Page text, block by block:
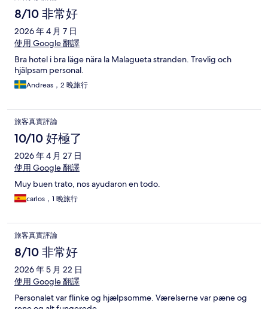
8/10 非常好
2026 年 4 月 7 日
使用 Google 翻譯
Bra hotel i bra läge nära la Malagueta stranden. Trevlig och
hjälpsam personal.
Andreas，2 晚旅行
旅客真實評論
10/10 好極了
2026 年 4 月 27 日
使用 Google 翻譯
Muy buen trato, nos ayudaron en todo.
carlos，1 晚旅行
旅客真實評論
8/10 非常好
2026 年 5 月 22 日
使用 Google 翻譯
Personalet var flinke og hjælpsomme. Værelserne var pæne og